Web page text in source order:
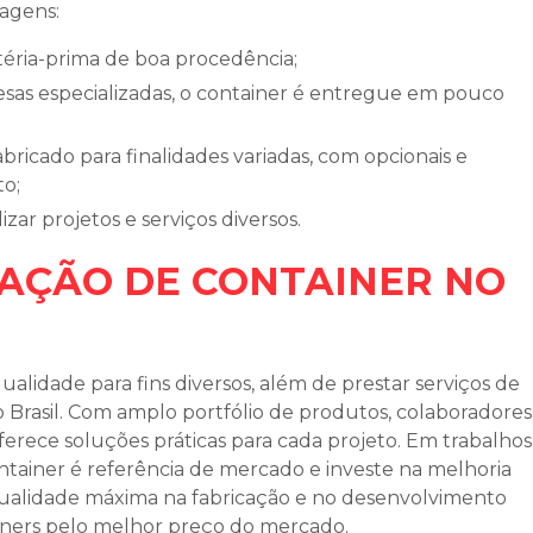
prima de boa procedência;
projetos e serviços diversos.
DE CONTAINER NO
para fins diversos, além de prestar serviços de
Com amplo portfólio de produtos, colaboradores
soluções práticas para cada projeto. Em trabalhos
é referência de mercado e investe na melhoria
máxima na fabricação e no desenvolvimento
pelo melhor preço do mercado.